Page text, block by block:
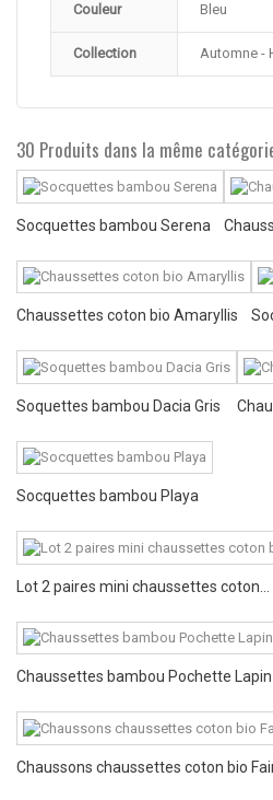
Couleur Bleu
Collection Automne -
30 Produits dans la même
Socquettes bambou Serena
Chaussettes coton bio Amaryllis
Soquettes bambou Dacia Gris
Socquettes bambou Playa
Lot 2 paires mini chaussettes coton...
Chaussettes bambou Pochette Lapin
Chaussons chaussettes coton bio